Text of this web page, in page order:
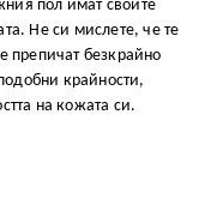
пол имат своите
Не си мислете, че те
препичат безкрайно
крайности,
на кожата си.